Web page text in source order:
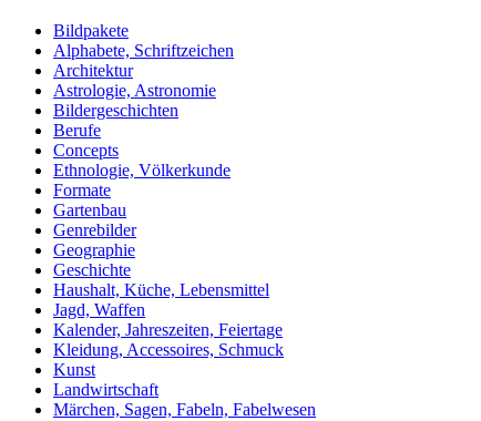
Bildpakete
Alphabete, Schriftzeichen
Architektur
Astrologie, Astronomie
Bildergeschichten
Berufe
Concepts
Ethnologie, Völkerkunde
Formate
Gartenbau
Genrebilder
Geographie
Geschichte
Haushalt, Küche, Lebensmittel
Jagd, Waffen
Kalender, Jahreszeiten, Feiertage
Kleidung, Accessoires, Schmuck
Kunst
Landwirtschaft
Märchen, Sagen, Fabeln, Fabelwesen